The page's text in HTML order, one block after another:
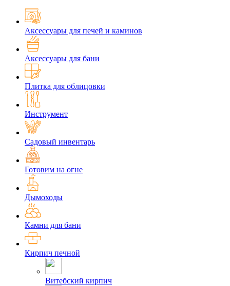
Аксессуары для печей и каминов
Аксессуары для бани
Плитка для облицовки
Инструмент
Садовый инвентарь
Готовим на огне
Дымоходы
Камни для бани
Кирпич печной
Витебский кирпич